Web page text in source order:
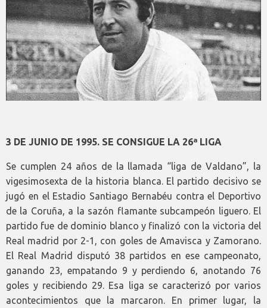
3 DE JUNIO DE 1995. SE CONSIGUE LA 26ª LIGA
Se cumplen 24 años de la llamada “liga de Valdano”, la
vigesimosexta de la historia blanca. El partido decisivo se
jugó en el Estadio Santiago Bernabéu contra el Deportivo
de la Coruña, a la sazón flamante subcampeón liguero. El
partido fue de dominio blanco y finalizó con la victoria del
Real madrid por 2-1, con goles de Amavisca y Zamorano.
El Real Madrid disputó 38 partidos en ese campeonato,
ganando 23, empatando 9 y perdiendo 6, anotando 76
goles y recibiendo 29. Esa liga se caracterizó por varios
acontecimientos que la marcaron. En primer lugar, la